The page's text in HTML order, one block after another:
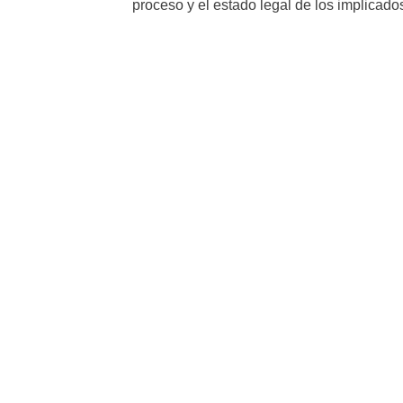
proceso y el estado legal de los